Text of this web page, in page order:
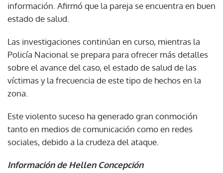
información. Afirmó que la pareja se encuentra en buen
estado de salud.
Las investigaciones continúan en curso, mientras la
Policía Nacional se prepara para ofrecer más detalles
sobre el avance del caso, el estado de salud de las
víctimas y la frecuencia de este tipo de hechos en la
zona.
Este violento suceso ha generado gran conmoción
tanto en medios de comunicación como en redes
sociales, debido a la crudeza del ataque.
Información de Hellen Concepción